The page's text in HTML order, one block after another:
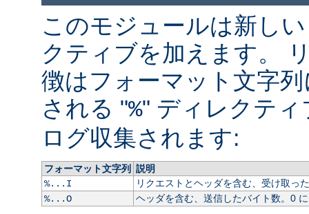
このモジュールは新し
クティブを加えます。
徴はフォーマット文字
される "%" ディレクテ
ログ収集されます:
フォーマット文字列
説明
%...I
リクエストとヘッダを含む、受け取っ
%...O
ヘッダを含む、送信したバイト数。0